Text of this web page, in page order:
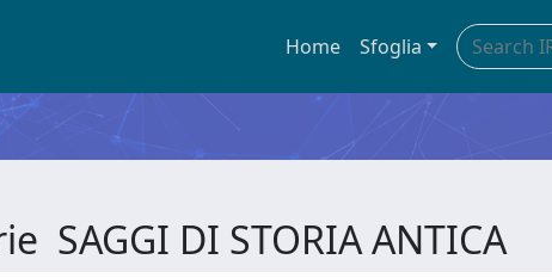
Home Sfoglia
SAGGI DI STORIA ANTICA